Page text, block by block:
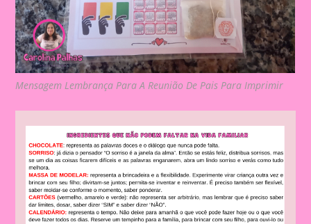
Mensagem Lembrança Para A Reunião De Pais Para Imprimir